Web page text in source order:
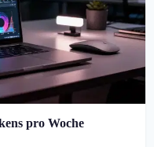
pro Woche